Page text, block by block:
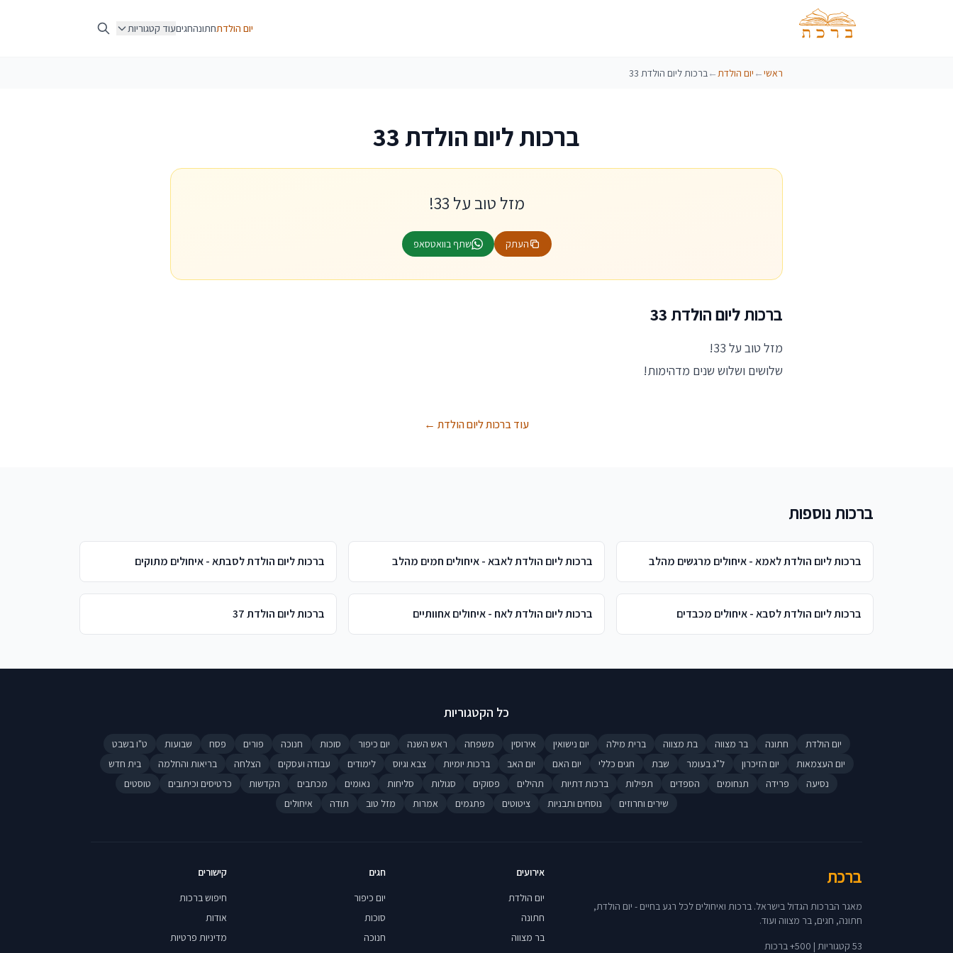
יום הולדתחתונהחגיםעוד קטגוריות
ראשי← יום הולדת←ברכות ליום הולדת 33
ברכות ליום הולדת 33
מזל טוב על 33!
העתק שתף בוואטסאפ
ברכות ליום הולדת 33
מזל טוב על 33!
שלושים ושלוש שנים מדהימות!
עוד ברכות ליום הולדת ←
ברכות נוספות
ברכות ליום הולדת לאמא - איחולים מרגשים מהלב ברכות ליום הולדת לאבא - איחולים חמים מהלב ברכות ליום הולדת לסבתא - איחולים מתוקים
ברכות ליום הולדת לסבא - איחולים מכבדים ברכות ליום הולדת לאח - איחולים אחוותיים ברכות ליום הולדת 37
כל הקטגוריות
יום הולדת חתונה בר מצווה בת מצווה ברית מילה יום נישואין אירוסין משפחה ראש השנה יום כיפור סוכות חנוכה פורים פסח שבועות
ט"ו בשבט
יום העצמאות
יום הזיכרון ל"ג בעומר שבת חגים כללי יום האם יום האב ברכות יומיות צבא וגיוס לימודים עבודה ועסקים הצלחה בריאות והחלמה
בית חדש
נסיעה
פרידה תנחומים הספדים תפילות ברכות דתיות תהילים פסוקים סגולות סליחות נאומים מכתבים הקדשות כרטיסים וכיתובים
טוסטים
שירים וחרוזים
נוסחים ותבניות ציטוטים פתגמים אמרות מזל טוב תודה איחולים
ברכת
מאגר הברכות הגדול בישראל. ברכות ואיחולים לכל רגע בחיים - יום הולדת,
חתונה, חגים, בר מצווה ועוד.
53 קטגוריות | 500+ ברכות
אירועים
יום הולדת
חתונה
בר מצווה
חגים
יום כיפור
סוכות
חנוכה
קישורים
חיפוש ברכות
אודות
מדיניות פרטיות